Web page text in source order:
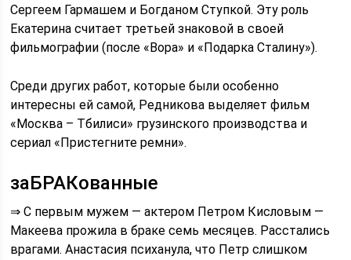
Сергеем Гармашем и Богданом Ступкой. Эту роль
Екатерина считает третьей знаковой в своей
фильмографии (после «Вора» и «Подарка Сталину»).
Среди других работ, которые были особенно
интересны ей самой, Редникова выделяет фильм
«Москва – Тбилиси» грузинского производства и
сериал «Пристегните ремни».
заБРАКованные
⇒ С первым мужем — актером Петром Кисловым —
Макеева прожила в браке семь месяцев. Расстались
врагами. Анастасия психанула, что Петр слишком